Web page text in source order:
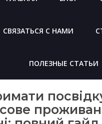
СВЯЗАТЬСЯ С НАМИ
ПОЛЕЗНЫЕ СТАТЬИ